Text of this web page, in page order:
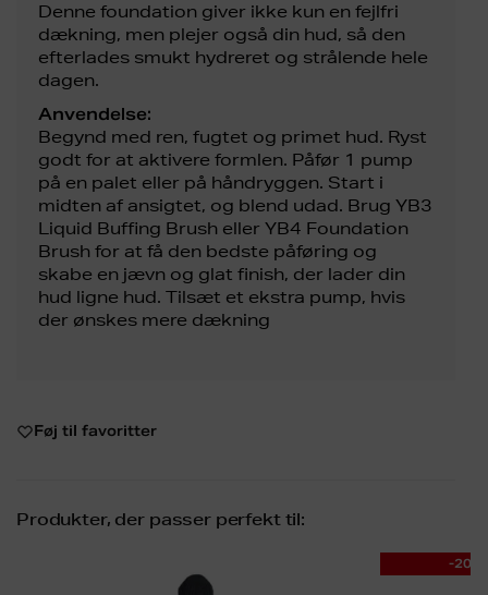
Denne foundation giver ikke kun en fejlfri
dækning, men plejer også din hud, så den
efterlades smukt hydreret og strålende hele
dagen.
Anvendelse:
Begynd med ren, fugtet og primet hud. Ryst
godt for at aktivere formlen. Påfør 1 pump
på en palet eller på håndryggen. Start i
midten af ansigtet, og blend udad. Brug YB3
Liquid Buffing Brush eller YB4 Foundation
Brush for at få den bedste påføring og
skabe en jævn og glat finish, der lader din
hud ligne hud. Tilsæt et ekstra pump, hvis
der ønskes mere dækning
Føj til favoritter
Produkter, der passer perfekt til:
-20%